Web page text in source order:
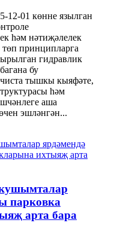
12-01 көнне язылган
һәм нәтиҗәлелек
принципларга
гидравлик
бу
тышкы кыяфәте,
һәм
аша
эшләнгән...
парковка
арта бара